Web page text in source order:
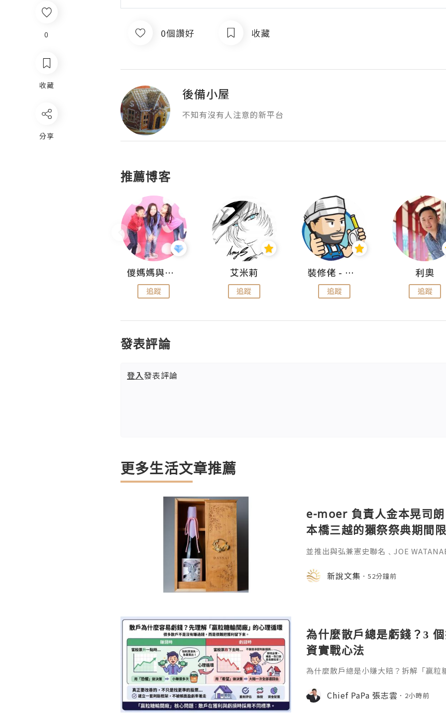
0
收藏
分享
0個讚好 收藏
後備小屋
不知有沒有人注意的新平台
推薦博客
儍媽媽與兩隻小魔怪之家
追蹤
艾米莉
追蹤
裝修佬 - 香港一站式網上裝修平台
追蹤
利奧
追蹤
發表評論
登入發表評論
更多生活文章推薦
e-moer 負責人金本晃司
本橋三越的獺祭祭典期間
金属的東京銀器工匠一同
並推出與弘兼憲史聯名﹑JOE
化。e-moer 旗下飾品及銀器品牌「
日至 26 日（週三至週二）期間，在日
新說文集 52分鐘前
為什麼散戶總是虧錢？3
資實戰心法
為什麼散戶總是小賺大賠？拆解「贏粒
建立更客觀的買賣換股、換位思考與投
Chief PaPa 張志雲 2小時前